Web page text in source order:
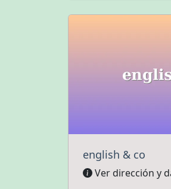
english & co
Ver dirección y